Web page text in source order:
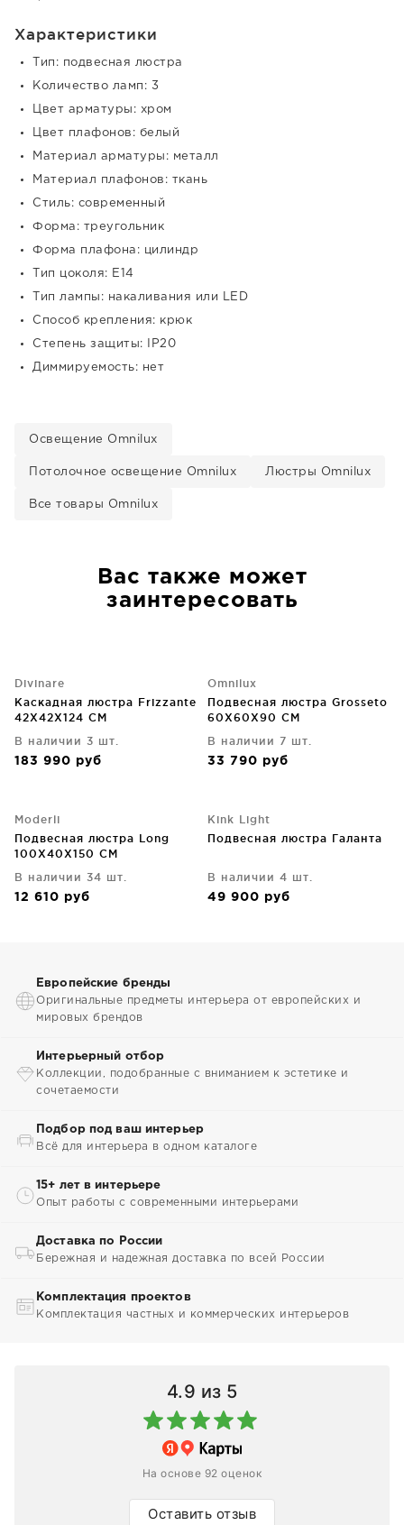
Характеристики
Тип: подвесная люстра
Количество ламп: 3
Цвет арматуры: хром
Цвет плафонов: белый
Материал арматуры: металл
Материал плафонов: ткань
Стиль: современный
Форма: треугольник
Форма плафона: цилиндр
Тип цоколя: E14
Тип лампы: накаливания или LED
Способ крепления: крюк
Степень защиты: IP20
Диммируемость: нет
Освещение Omnilux
Потолочное освещение Omnilux Люстры Omnilux
Все товары Omnilux
Вас также может
заинтересовать
Divinare
Каскадная люстра Frizzante
42X42X124 CM
В наличии 3 шт.
183 990 руб
Omnilux
Подвесная люстра Grosseto
60X60X90 CM
В наличии 7 шт.
33 790 руб
Moderli
Подвесная люстра Long
100X40X150 CM
В наличии 34 шт.
12 610 руб
Kink Light
Подвесная люстра Галанта
В наличии 4 шт.
49 900 руб
Европейские бренды
Оригинальные предметы интерьера от европейских и
мировых брендов
Интерьерный отбор
Коллекции, подобранные с вниманием к эстетике и
сочетаемости
Подбор под ваш интерьер
Всё для интерьера в одном каталоге
15+ лет в интерьере
Опыт работы с современными интерьерами
Доставка по России
Бережная и надежная доставка по всей России
Комплектация проектов
Комплектация частных и коммерческих интерьеров
4.9 из 5
На основе 92 оценок
Оставить отзыв